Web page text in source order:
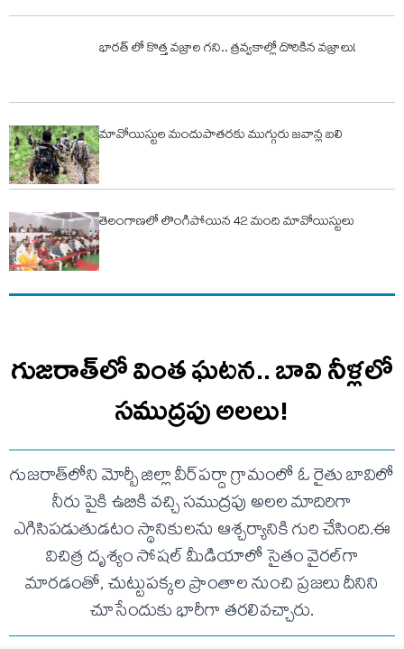
భారత్ లో కొత్త వజ్రాల గని.. త్రవ్వకాల్లో దొరికిన వజ్రాలు!
మావోయిస్టుల మందుపాతరకు ముగ్గురు జవాన్ల బలి
తెలంగాణలో లొంగిపోయిన 42 మంది మావోయిస్టులు
గుజరాత్‌లో వింత ఘటన.. బావి నీళ్లలో
సముద్రపు అలలు!
గుజరాత్‌లోని మోర్బీ జిల్లా వీర్‌పర్దా గ్రామంలో ఓ రైతు బావిలో
నీరు పైకి ఉబికి వచ్చి సముద్రపు అలల మాదిరిగా
ఎగిసిపడుతుడటం స్థానికులను ఆశ్చర్యానికి గురి చేసింది.ఈ
విచిత్ర దృశ్యం సోషల్ మీడియాలో సైతం వైరల్‌గా
మారడంతో, చుట్టుపక్కల ప్రాంతాల నుంచి ప్రజలు దీనిని
చూసేందుకు భారీగా తరలివచ్చారు.